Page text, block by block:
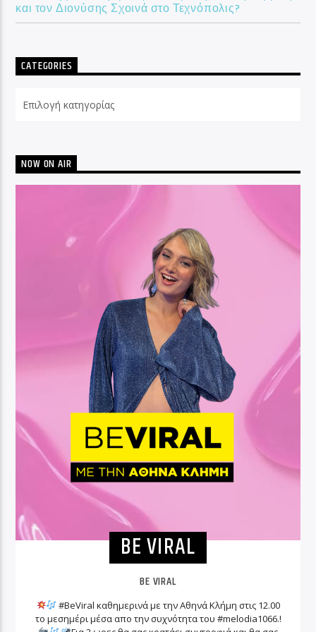
και τον Διονύσης Σχοινά στο Τεχνόπολις?
CATEGORIES
NOW ON AIR
BE VIRAL
BE VIRAL
#BeViral καθημερινά με την Αθηνά Κλήμη στις 12.00